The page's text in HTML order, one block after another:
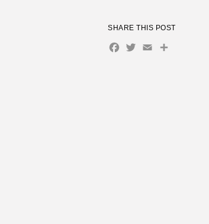
SHARE THIS POST
Facebook
Twitter
EmailShare